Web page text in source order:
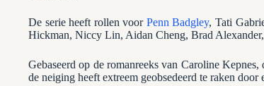
De serie heeft rollen voor Penn Badgley, Tati
Hickman, Niccy Lin, Aidan Cheng, Brad
Gebaseerd op de romanreeks van Caroline Kepnes,
de neiging heeft extreem geobsedeerd te raken